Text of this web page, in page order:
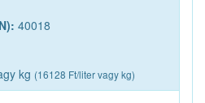
40018
kg (16128 Ft/liter vagy kg)